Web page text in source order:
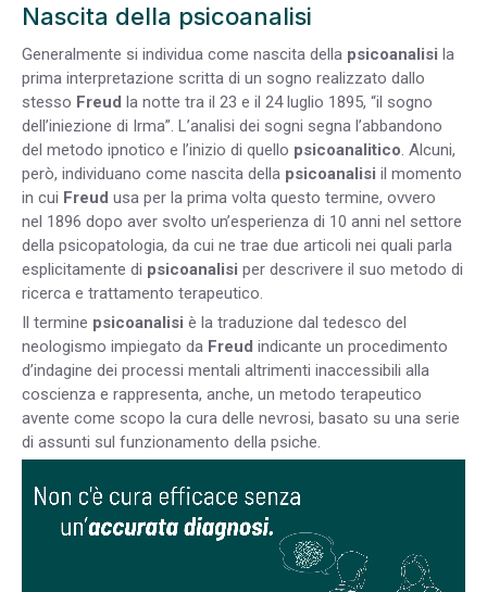
Nascita della psicoanalisi
Generalmente si individua come nascita della psicoanalisi la
prima interpretazione scritta di un sogno realizzato dallo
stesso Freud la notte tra il 23 e il 24 luglio 1895, “il sogno
dell’iniezione di Irma”. L’analisi dei sogni segna l’abbandono
del metodo ipnotico e l’inizio di quello psicoanalitico. Alcuni,
però, individuano come nascita della psicoanalisi il momento
in cui Freud usa per la prima volta questo termine, ovvero
nel 1896 dopo aver svolto un’esperienza di 10 anni nel settore
della psicopatologia, da cui ne trae due articoli nei quali parla
esplicitamente di psicoanalisi per descrivere il suo metodo di
ricerca e trattamento terapeutico.
Il termine psicoanalisi è la traduzione dal tedesco del
neologismo impiegato da Freud indicante un procedimento
d’indagine dei processi mentali altrimenti inaccessibili alla
coscienza e rappresenta, anche, un metodo terapeutico
avente come scopo la cura delle nevrosi, basato su una serie
di assunti sul funzionamento della psiche.